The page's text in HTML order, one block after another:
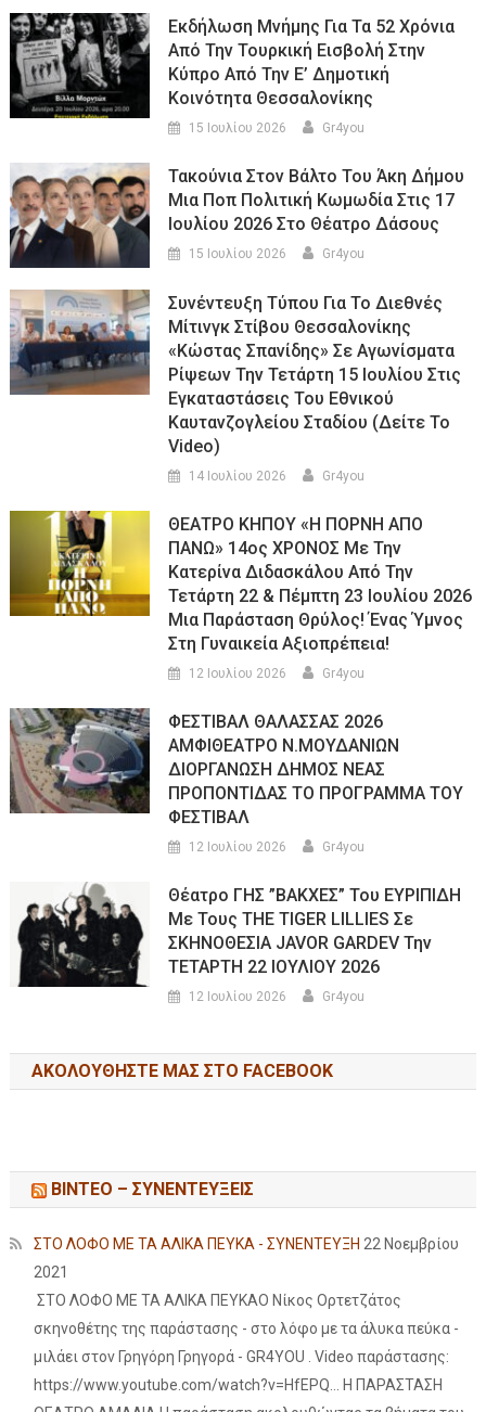
Εκδήλωση Μνήμης Για Τα 52 Χρόνια
Από Την Τουρκική Εισβολή Στην
Κύπρο Από Την Ε’ Δημοτική
Κοινότητα Θεσσαλονίκης
15 Ιουλίου 2026 Gr4you
Τακούνια Στον Βάλτο Του Άκη Δήμου
Μια Ποπ Πολιτική Κωμωδία Στις 17
Ιουλίου 2026 Στο Θέατρο Δάσους
15 Ιουλίου 2026 Gr4you
Συνέντευξη Τύπου Για Το Διεθνές
Μίτινγκ Στίβου Θεσσαλονίκης
«Κώστας Σπανίδης» Σε Αγωνίσματα
Ρίψεων Την Τετάρτη 15 Ιουλίου Στις
Εγκαταστάσεις Του Εθνικού
Καυτανζογλείου Σταδίου (Δείτε Το
Video)
14 Ιουλίου 2026 Gr4you
ΘΕΑΤΡΟ ΚΗΠΟΥ «Η ΠΟΡΝΗ ΑΠΟ
ΠΑΝΩ» 14ος ΧΡΟΝΟΣ Με Την
Κατερίνα Διδασκάλου Από Την
Τετάρτη 22 & Πέμπτη 23 Ιουλίου 2026
Μια Παράσταση Θρύλος! Ένας Ύμνος
Στη Γυναικεία Αξιοπρέπεια!
12 Ιουλίου 2026 Gr4you
ΦΕΣΤΙΒΑΛ ΘΑΛΑΣΣΑΣ 2026
ΑΜΦΙΘΕΑΤΡΟ Ν.ΜΟΥΔΑΝΙΩΝ
ΔΙΟΡΓΑΝΩΣΗ ΔΗΜΟΣ ΝΕΑΣ
ΠΡΟΠΟΝΤΙΔΑΣ ΤΟ ΠΡΟΓΡΑΜΜΑ ΤΟΥ
ΦΕΣΤΙΒΑΛ
12 Ιουλίου 2026 Gr4you
Θέατρο ΓΗΣ ”ΒΑΚΧΕΣ” Του ΕΥΡΙΠΙΔΗ
Με Τους THE TIGER LILLIES Σε
ΣΚΗΝΟΘΕΣΙΑ JAVOR GARDEV Την
ΤΕΤΑΡΤΗ 22 ΙΟΥΛΙΟΥ 2026
12 Ιουλίου 2026 Gr4you
ΑΚΟΛΟΥΘΉΣΤΕ ΜΑΣ ΣΤΟ FACEBOOK
ΒΙΝΤΕΟ – ΣΥΝΕΝΤΕΥΞΕΙΣ
ΣΤΟ ΛΟΦΟ ΜΕ ΤΑ ΑΛΙΚΑ ΠΕΥΚΑ - ΣΥΝΕΝΤΕΥΞΗ 22 Νοεμβρίου
2021
ΣΤΟ ΛΟΦΟ ΜΕ ΤΑ ΑΛΙΚΑ ΠΕΥΚΑΟ Νίκος Ορτετζάτος
σκηνοθέτης της παράστασης - στο λόφο με τα άλυκα πεύκα -
μιλάει στον Γρηγόρη Γρηγορά - GR4YOU . Video παράστασης:
https://www.youtube.com/watch?v=HfEPQ... Η ΠΑΡΑΣΤΑΣΗ